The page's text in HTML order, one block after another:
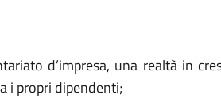
d’impresa, una realtà in
i propri dipendenti;